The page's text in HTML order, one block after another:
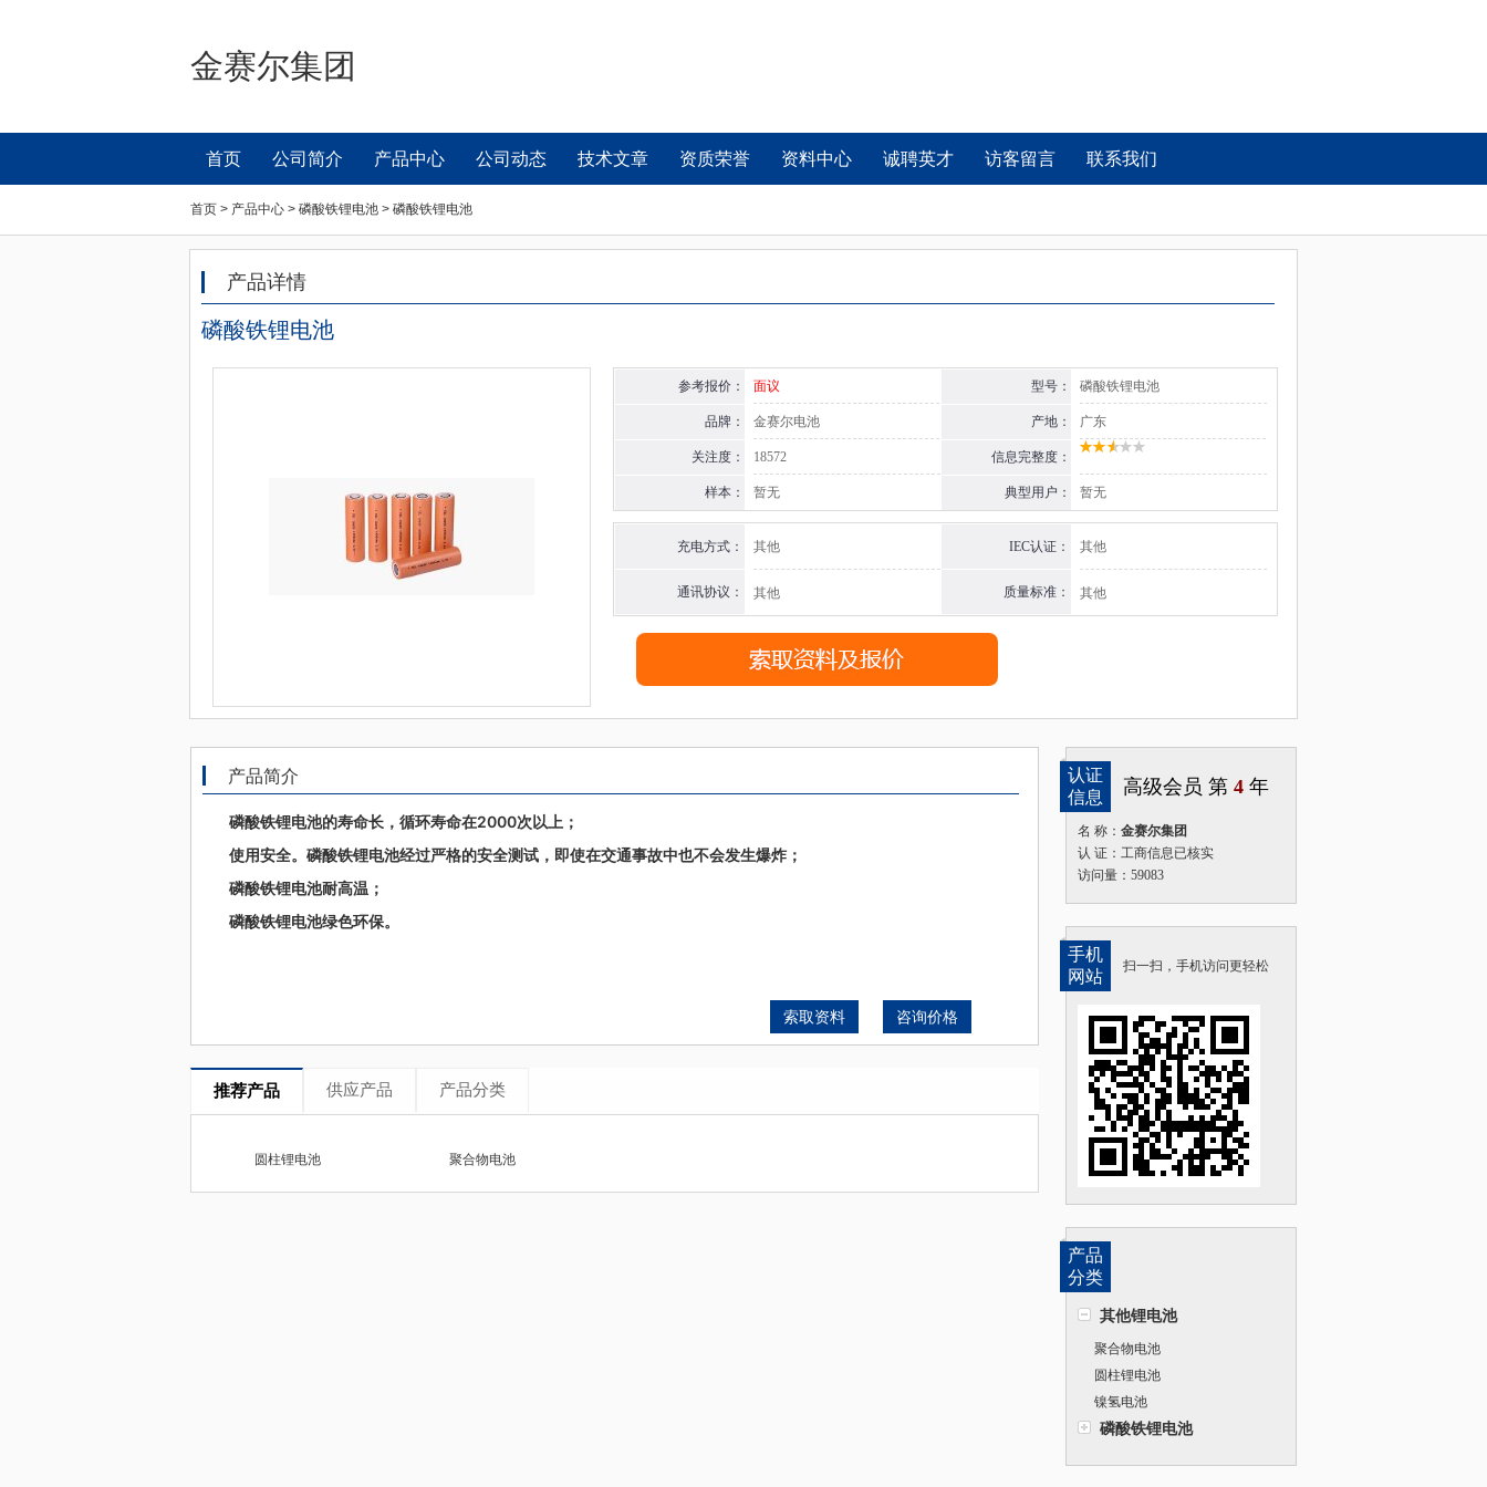
金赛尔集团
首页 公司简介 产品中心 公司动态 技术文章 资质荣誉 资料中心 诚聘英才 访客留言 联系我们
首页 > 产品中心 > 磷酸铁锂电池 > 磷酸铁锂电池
产品详情
磷酸铁锂电池
参考报价： 面议
品牌： 金赛尔电池
关注度： 18572
样本： 暂无
型号： 磷酸铁锂电池
产地： 广东
信息完整度：
典型用户： 暂无
充电方式： 其他
通讯协议： 其他
IEC认证： 其他
质量标准： 其他
认证
信息
高级会员 第 4 年
名 称： 金赛尔集团
认 证：工商信息已核实
访问量：59083
手机
网站
扫一扫，手机访问更轻松
产品
分类
其他锂电池
聚合物电池
圆柱锂电池
镍氢电池
磷酸铁锂电池
产品简介
磷酸铁锂电池的寿命长，循环寿命在2000次以上；
使用安全。磷酸铁锂电池经过严格的安全测试，即使在交通事故中也不会发生爆炸；
磷酸铁锂电池耐高温；
磷酸铁锂电池绿色环保。
索取资料 咨询价格
推荐产品 供应产品 产品分类
圆柱锂电池 聚合物电池